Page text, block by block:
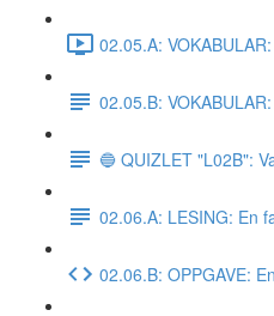
02.05.A:
02.05.B:
🔵 QUIZLET "L02B":
02.06.A: LESING: En
02.06.B: OPPGAVE: